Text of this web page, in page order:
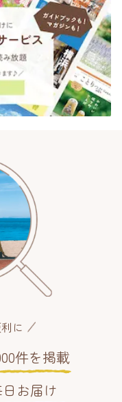
に
件を掲載
お届け